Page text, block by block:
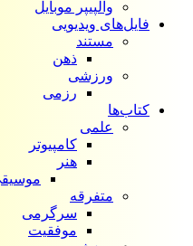
والپیپر موبایل
فایل‌های ویدیویی
مستند
ذهن
ورزشی
رزمی
کتاب‌ها
علمی
کامپیوتر
هنر
متفرقه
سرگرمی
موفقیت